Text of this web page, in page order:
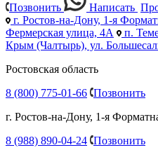
Позвонить Написать
г. Ростов-на-Дону, 1-я
Фермерская улица, 4А
п.
Крым (Чалтырь), ул.
Ростовская область
8 (800) 775-01-66 Позвонить
г. Ростов-на-Дону, 1-я
8 (988) 890-04-24 Позвонить